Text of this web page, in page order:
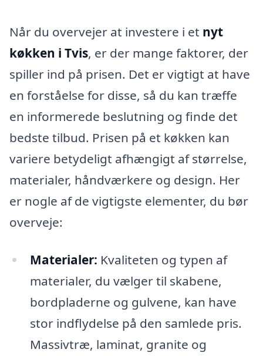
Når du overvejer at investere i et nyt
køkken i Tvis, er der mange faktorer, der
spiller ind på prisen. Det er vigtigt at have
en forståelse for disse, så du kan træffe
en informerede beslutning og finde det
bedste tilbud. Prisen på et køkken kan
variere betydeligt afhængigt af størrelse,
materialer, håndværkere og design. Her
er nogle af de vigtigste elementer, du bør
overveje:
Materialer: Kvaliteten og typen af
materialer, du vælger til skabene,
bordpladerne og gulvene, kan have
stor indflydelse på den samlede pris.
Massivtræ, laminat, granite og